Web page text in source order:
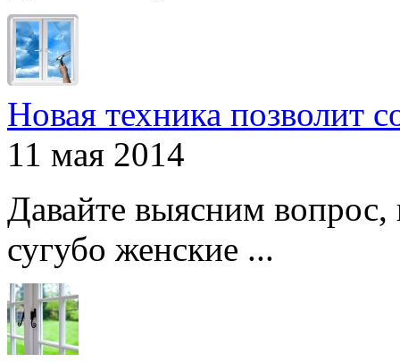
Новая техника позволит
11 мая 2014
Давайте выясним
сугубо женские ...